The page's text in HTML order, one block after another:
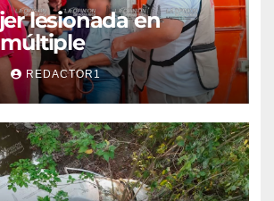
lesionada en
REDACTOR1